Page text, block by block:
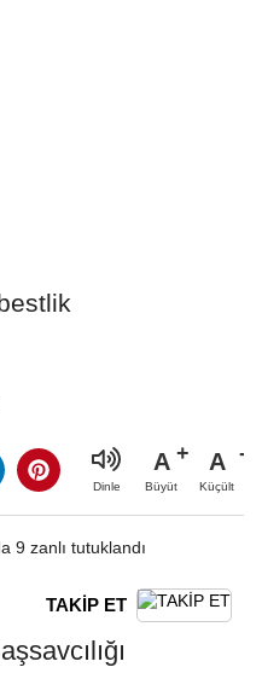
Dinle
A
Büyüt
A
Küçült
TAKİP ET